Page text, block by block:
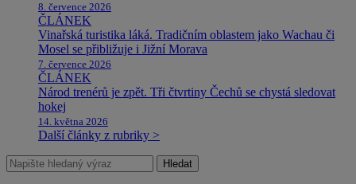
8. července 2026
ČLÁNEK
Vinařská turistika láká. Tradičním oblastem jako Wachau či
Mosel se přibližuje i Jižní Morava
7. července 2026
ČLÁNEK
Národ trenérů je zpět. Tři čtvrtiny Čechů se chystá sledovat
hokej
14. května 2026
Další články z rubriky >
Hledat